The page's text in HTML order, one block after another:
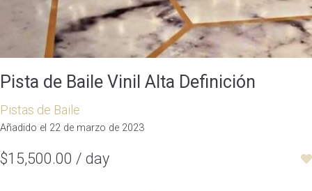
Pista de Baile Vinil Alta Definición
Pistas de Baile
Añadido el 22 de marzo de 2023
$15,500.00 / day